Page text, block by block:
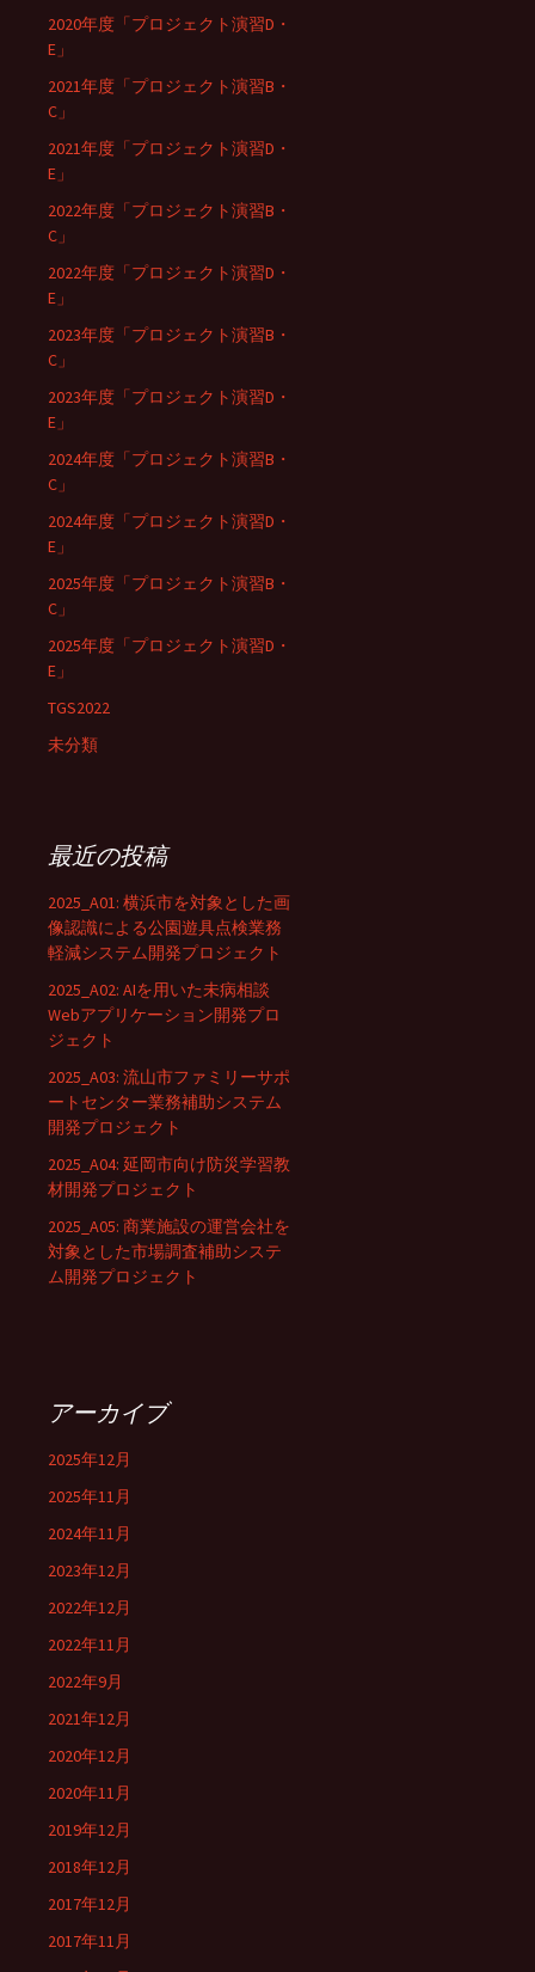
2020年度「プロジェクト演習D・
E」
2021年度「プロジェクト演習B・
C」
2021年度「プロジェクト演習D・
E」
2022年度「プロジェクト演習B・
C」
2022年度「プロジェクト演習D・
E」
2023年度「プロジェクト演習B・
C」
2023年度「プロジェクト演習D・
E」
2024年度「プロジェクト演習B・
C」
2024年度「プロジェクト演習D・
E」
2025年度「プロジェクト演習B・
C」
2025年度「プロジェクト演習D・
E」
TGS2022
未分類
最近の投稿
2025_A01: 横浜市を対象とした画
像認識による公園遊具点検業務
軽減システム開発プロジェクト
2025_A02: AIを用いた未病相談
Webアプリケーション開発プロ
ジェクト
2025_A03: 流山市ファミリーサポ
ートセンター業務補助システム
開発プロジェクト
2025_A04: 延岡市向け防災学習教
材開発プロジェクト
2025_A05: 商業施設の運営会社を
対象とした市場調査補助システ
ム開発プロジェクト
アーカイブ
2025年12月
2025年11月
2024年11月
2023年12月
2022年12月
2022年11月
2022年9月
2021年12月
2020年12月
2020年11月
2019年12月
2018年12月
2017年12月
2017年11月